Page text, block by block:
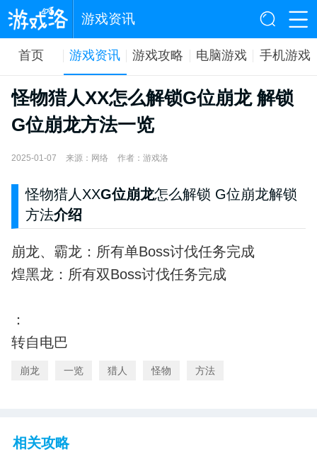
游戏资讯
首页 游戏资讯 游戏攻略 电脑游戏 手机游戏
怪物猎人XX怎么解锁G位崩龙 解锁
G位崩龙方法一览
2025-01-07 来源：网络 作者：游戏洛
怪物猎人XXG位崩龙怎么解锁 G位崩龙解锁
方法介绍
崩龙、霸龙：所有单Boss讨伐任务完成
煌黑龙：所有双Boss讨伐任务完成
：
转自电巴
崩龙 一览 猎人 怪物 方法
相关攻略